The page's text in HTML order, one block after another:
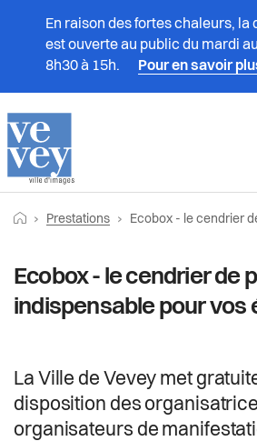
En raison des fortes chaleurs, la
est ouverte au public du mardi
8h30 à 15h.
Pour en savoir
Prestations
Vivre à Vevey
Administration
Vie politique
Actualités
FilRetourner vers la page d'accueil
Prestations Page actuelle:
Ecobox - le cendrier de poche indispensable
Ecobox - le cendrier de
indispensable pour vos
La Ville de Vevey met
disposition des
organisateurs de